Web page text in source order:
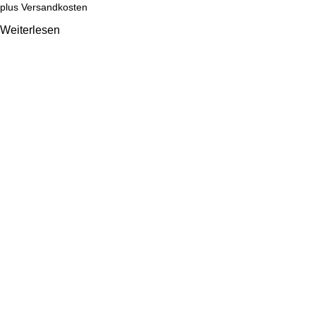
plus Versandkosten
Weiterlesen